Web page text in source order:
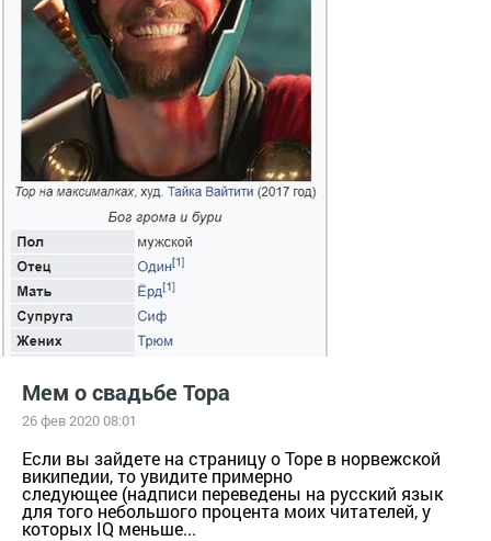
Мем о свадьбе Тора
26 фев 2020 08:01
Если вы зайдете на страницу о Торе в норвежской
википедии, то увидите примерно
следующее (надписи переведены на русский язык
для того небольшого процента моих читателей, у
которых IQ меньше...